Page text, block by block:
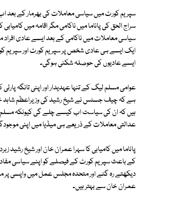
سپریم کورٹ میں سیاسی معاملات کی بھرمار کے بعد
سراج الحق کی پاناما میں ناکامی مگر اقامہ میں
سیاسی معاملات میں ناکامی کے بعد ایسے عادی
ایک ایسے ہی عادی شخص پر سپریم کورٹ اور سپریم
ایسے عادیوں کی حوصلہ شکنی ہوگی۔
عوامی مسلم لیگ کے تنہا عہدیدار اور اپنی تانگہ
ہے کہ چیف جسٹس نے شیخ رشید کی وزیراعظم شاہد
ہیں کہ ان کی سیاست اب کیسے چلے گی کیونکہ
عدالتی معاملات کے ذریعے ہی میڈیا میں اپنی
پاناما میں کامیابی کا سہرا عمران خان اور شیخ رشید
کے باعث سپریم کورٹ کے فیصلے کو اپنے سیاسی مفاد
دیکھتے رہ گئے اور متحدہ مجلس عمل میں واپسی پر
عمران خان سے بہتر ہیں۔